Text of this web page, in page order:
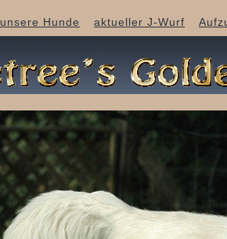
unsere Hunde aktueller J-Wurf